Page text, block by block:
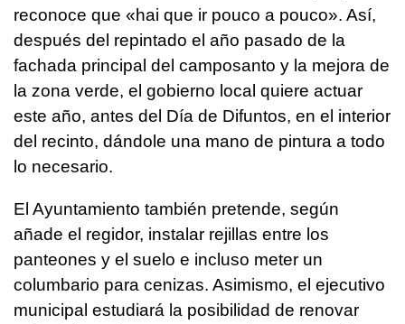
reconoce que «hai que ir pouco a pouco». Así,
después del repintado el año pasado de la
fachada principal del camposanto y la mejora de
la zona verde, el gobierno local quiere actuar
este año, antes del Día de Difuntos, en el interior
del recinto, dándole una mano de pintura a todo
lo necesario.
El Ayuntamiento también pretende, según
añade el regidor, instalar rejillas entre los
panteones y el suelo e incluso meter un
columbario para cenizas. Asimismo, el ejecutivo
municipal estudiará la posibilidad de renovar